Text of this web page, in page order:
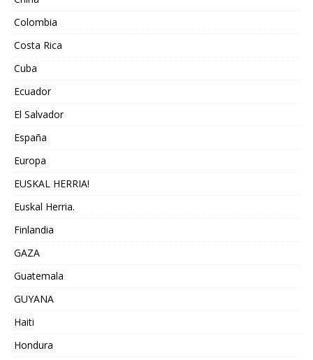
Colombia
Costa Rica
Cuba
Ecuador
El Salvador
España
Europa
EUSKAL HERRIA!
Euskal Herria.
Finlandia
GAZA
Guatemala
GUYANA
Haiti
Hondura